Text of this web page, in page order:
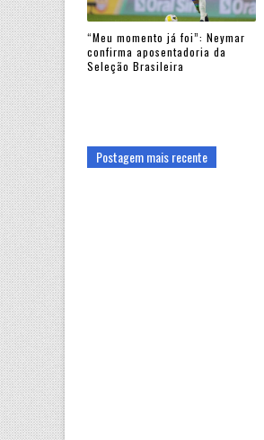
“Meu momento já foi”: Neymar
confirma aposentadoria da
Seleção Brasileira
Postagem mais recente